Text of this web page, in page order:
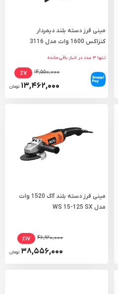
مینی فرز دسته بلند دیمردار
کنزاکس 1600 وات مدل 3116
تنها ۳ عدد در انبار باقی مانده
۱۴,۵۵۰,۰۰۰ ٪۷
۱۳,۴۶۲,۰۰۰ تومان
مینی فرز دسته بلند آاگ 1520 وات
مدل WS 15-125 SX
۴۶,۹۲۰,۰۰۰ ٪۱۷
۳۸,۵۵۶,۰۰۰ تومان